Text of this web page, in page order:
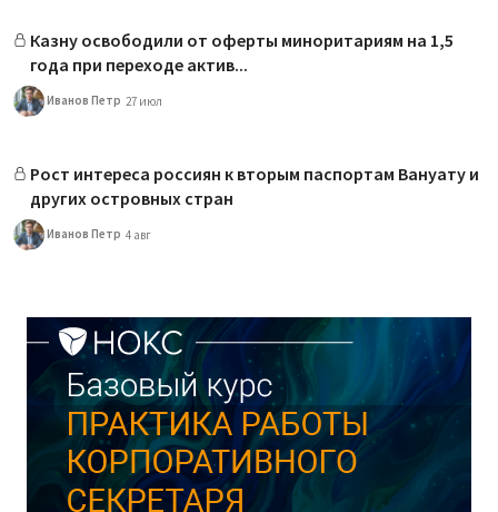
Казну освободили от оферты миноритариям на 1,5
года при переходе актив...
Иванов Петр 27 июл
Рост интереса россиян к вторым паспортам Вануату и
других островных стран
Иванов Петр 4 авг